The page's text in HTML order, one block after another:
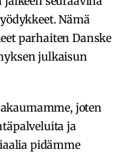
Nämä
parhaiten Danske
julkaisun
joten
ja
pidämme